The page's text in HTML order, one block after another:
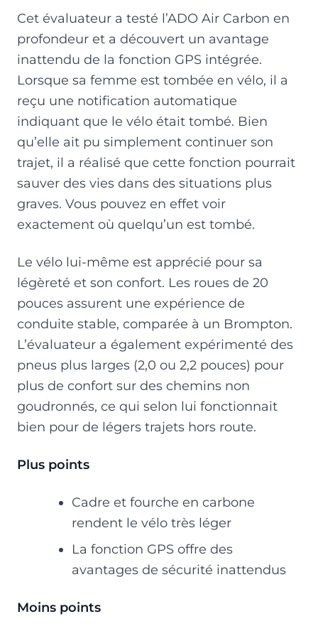
Cet évaluateur a testé l’ADO Air Carbon en
profondeur et a découvert un avantage
inattendu de la fonction GPS intégrée.
Lorsque sa femme est tombée en vélo, il a
reçu une notification automatique
indiquant que le vélo était tombé. Bien
qu’elle ait pu simplement continuer son
trajet, il a réalisé que cette fonction pourrait
sauver des vies dans des situations plus
graves. Vous pouvez en effet voir
exactement où quelqu’un est tombé.
Le vélo lui-même est apprécié pour sa
légèreté et son confort. Les roues de 20
pouces assurent une expérience de
conduite stable, comparée à un Brompton.
L’évaluateur a également expérimenté des
pneus plus larges (2,0 ou 2,2 pouces) pour
plus de confort sur des chemins non
goudronnés, ce qui selon lui fonctionnait
bien pour de légers trajets hors route.
Plus points
Cadre et fourche en carbone
rendent le vélo très léger
La fonction GPS offre des
avantages de sécurité inattendus
Moins points